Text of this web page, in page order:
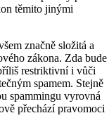
těmito jinými
značně složitá a
zákona. Zda bude
restriktivní i vůči
spamem. Stejně
spammingu vyrovná
přechází pravomoci